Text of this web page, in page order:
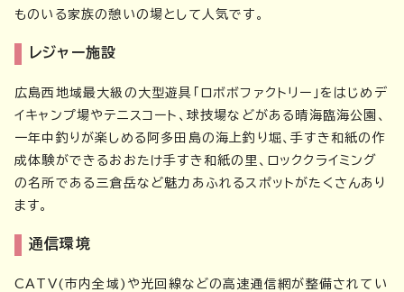
ものいる家族の憩いの場として人気です。
レジャー施設
広島西地域最大級の大型遊具「ロボボファクトリー」をはじめデ
イキャンプ場やテニスコート、球技場などがある晴海臨海公園、
一年中釣りが楽しめる阿多田島の海上釣り堀、手すき和紙の作
成体験ができるおおたけ手すき和紙の里、ロッククライミング
の名所である三倉岳など魅力あふれるスポットがたくさんあり
ます。
通信環境
CATV(市内全域)や光回線などの高速通信網が整備されてい